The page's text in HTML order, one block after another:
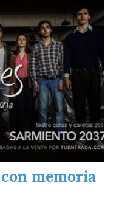
memoria